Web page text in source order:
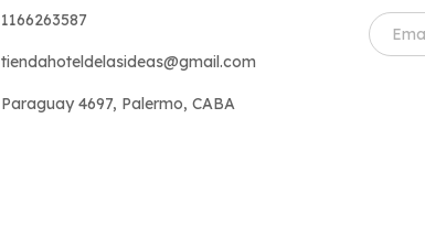
1166263587
tiendahoteldelasideas@gmail.com
Paraguay 4697, Palermo, CABA